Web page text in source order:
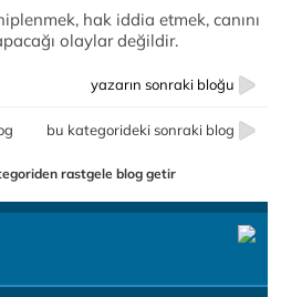
hak iddia etmek, canını
olaylar değildir.
yazarın sonraki bloğu
bu kategorideki sonraki blog
rastgele blog getir